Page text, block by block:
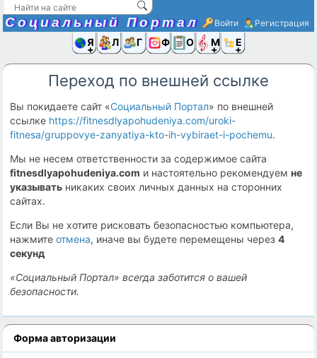
Социальный Портал Войти Регистрация
Я иЛюди
Группы
Фото Ещё
Переход по внешней ссылке
Вы покидаете сайт «Социальный Портал» по внешней
ссылке https://fitnesdlyapohudeniya.com/uroki-
fitnesa/gruppovye-zanyatiya-kto-ih-vybiraet-i-pochemu.
Мы не несем ответственности за содержимое сайта
fitnesdlyapohudeniya.com и настоятельно рекомендуемне
указывать никаких своих личных данных на сторонних
сайтах.
Если Вы не хотите рисковать безопасностью компьютера,
нажмитеотмена, иначе вы будете перемещены через4
секунд
«Социальный Портал» всегда заботится о вашей
безопасности.
Форма авторизации